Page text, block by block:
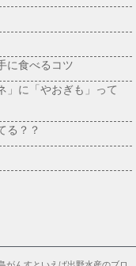
に食べるコツ
」に「やおぎも」って
る？？